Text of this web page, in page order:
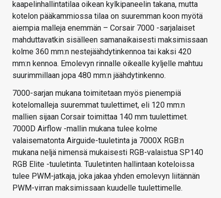
kaapelinhallintatilaa oikean kylkipaneelin takana, mutta
kotelon pääkammiossa tilaa on suuremman koon myötä
aiempia malleja enemmän – Corsair 7000 -sarjalaiset
mahduttavatkin sisälleen samanaikaisesti maksimissaan
kolme 360 mm:n nestejäähdytinkennoa tai kaksi 420
mm:n kennoa. Emolevyn rinnalle oikealle kyljelle mahtuu
suurimmillaan jopa 480 mm:n jäähdytinkenno.
7000-sarjan mukana toimitetaan myös pienempiä
kotelomalleja suuremmat tuulettimet, eli 120 mm:n
mallien sijaan Corsair toimittaa 140 mm tuulettimet.
7000D Airflow -mallin mukana tulee kolme
valaisematonta Airguide-tuuletinta ja 7000X RGB:n
mukana neljä nimensä mukaisesti RGB-valaistua SP140
RGB Elite -tuuletinta. Tuuletinten hallintaan koteloissa
tulee PWM-jatkaja, joka jakaa yhden emolevyn liitännän
PWM-virran maksimissaan kuudelle tuulettimelle.